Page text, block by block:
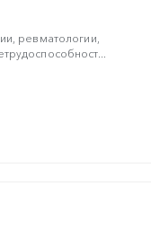
ревматологии,